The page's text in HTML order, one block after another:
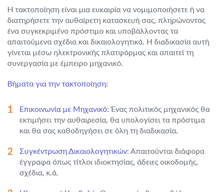
Η τακτοποίηση είναι μια ευκαιρία να νομιμοποιήσετε ή να
διατηρήσετε την αυθαίρετη κατασκευή σας, πληρώνοντας
ένα συγκεκριμένο πρόστιμο και υποβάλλοντας τα
απαιτούμενα σχέδια και δικαιολογητικά. Η διαδικασία αυτή
γίνεται μέσω ηλεκτρονικής πλατφόρμας και απαιτεί τη
συνεργασία με έμπειρο μηχανικό.
Βήματα για την τακτοποίηση:
Επικοινωνία με Μηχανικό: Ένας πολιτικός μηχανικός θα
εκτιμήσει την αυθαιρεσία, θα υπολογίσει τα πρόστιμα
και θα σας καθοδηγήσει σε όλη τη διαδικασία.
Συγκέντρωση Δικαιολογητικών: Απαιτούνται διάφορα
έγγραφα όπως τίτλοι ιδιοκτησίας, άδειες οικοδομής,
σχέδια, κ.ά.